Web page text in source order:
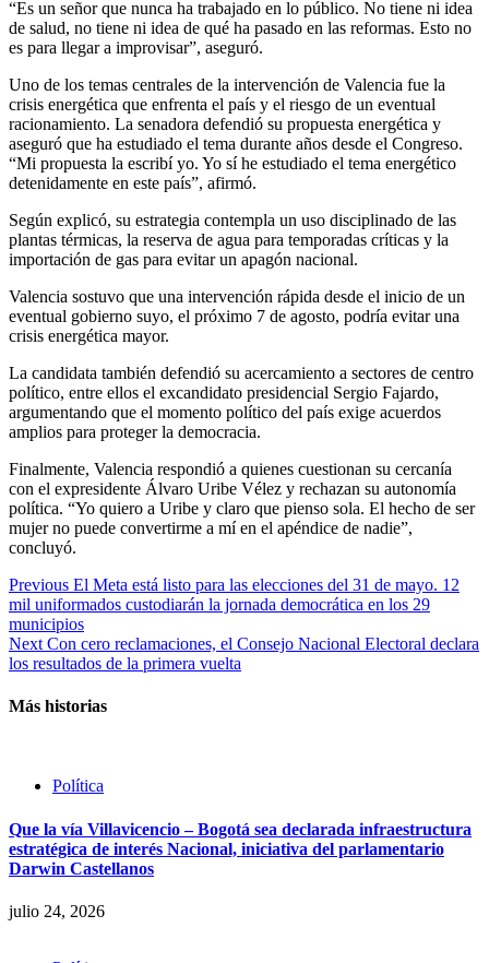
“Es un señor que nunca ha trabajado en lo público. No tiene ni idea
de salud, no tiene ni idea de qué ha pasado en las reformas. Esto no
es para llegar a improvisar”, aseguró.
Uno de los temas centrales de la intervención de Valencia fue la
crisis energética que enfrenta el país y el riesgo de un eventual
racionamiento. La senadora defendió su propuesta energética y
aseguró que ha estudiado el tema durante años desde el Congreso.
“Mi propuesta la escribí yo. Yo sí he estudiado el tema energético
detenidamente en este país”, afirmó.
Según explicó, su estrategia contempla un uso disciplinado de las
plantas térmicas, la reserva de agua para temporadas críticas y la
importación de gas para evitar un apagón nacional.
Valencia sostuvo que una intervención rápida desde el inicio de un
eventual gobierno suyo, el próximo 7 de agosto, podría evitar una
crisis energética mayor.
La candidata también defendió su acercamiento a sectores de centro
político, entre ellos el excandidato presidencial Sergio Fajardo,
argumentando que el momento político del país exige acuerdos
amplios para proteger la democracia.
Finalmente, Valencia respondió a quienes cuestionan su cercanía
con el expresidente Álvaro Uribe Vélez y rechazan su autonomía
política. “Yo quiero a Uribe y claro que pienso sola. El hecho de ser
mujer no puede convertirme a mí en el apéndice de nadie”,
concluyó.
Previous El Meta está listo para las elecciones del 31 de mayo. 12
mil uniformados custodiarán la jornada democrática en los 29
municipios
Next Con cero reclamaciones, el Consejo Nacional Electoral declara
los resultados de la primera vuelta
Más historias
Política
Que la vía Villavicencio – Bogotá sea declarada infraestructura
estratégica de interés Nacional, iniciativa del parlamentario
Darwin Castellanos
julio 24, 2026